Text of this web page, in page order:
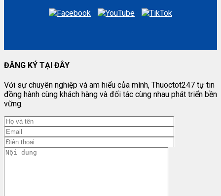
ĐĂNG KÝ TẠI ĐÂY
Với sự chuyên nghiệp và am hiểu của mình, Thuoctot247 tự tin
đồng hành cùng khách hàng và đối tác cùng nhau phát triển bền
vững.